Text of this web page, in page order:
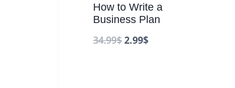
How to Write a
Business Plan
34.99$2.99$